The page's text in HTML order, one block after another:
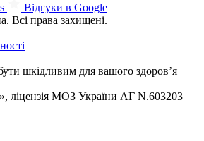
Відгуки в Google
Всі права захищені.
шкідливим для вашого здоров’я
МОЗ України АГ N.603203